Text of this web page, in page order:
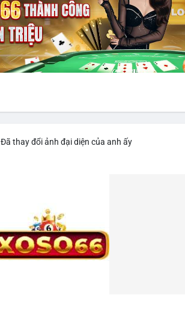
Đã thay đổi ảnh đại diện của anh ấy